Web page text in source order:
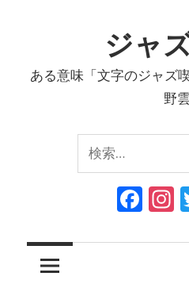
ン
ジャ
ある意味「文字のジャズ
野雲
索: